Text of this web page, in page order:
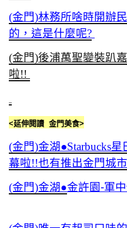
(金門)林務所啥時開辦
的，這是什麼呢?
(金門)後浦萬聖變裝趴
啦!!
<延伸閱讀 金門美食>
(金門)金湖●Starbucks
幕啦!!也有推出金門城
(金門)金湖 ●金許園-軍